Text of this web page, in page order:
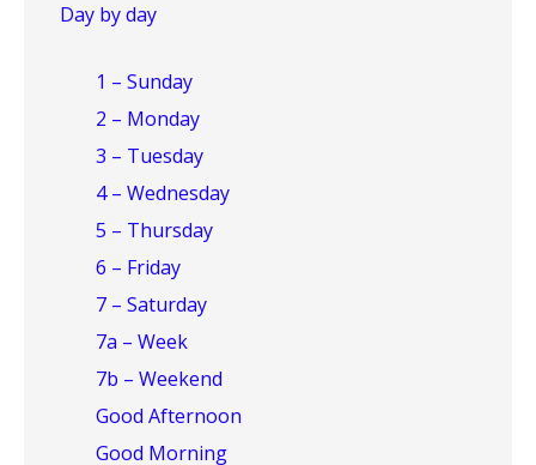
Day by day
1 – Sunday
2 – Monday
3 – Tuesday
4 – Wednesday
5 – Thursday
6 – Friday
7 – Saturday
7a – Week
7b – Weekend
Good Afternoon
Good Morning